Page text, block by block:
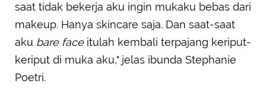
saat tidak bekerja aku ingin mukaku bebas dari
makeup. Hanya skincare saja. Dan saat-saat
aku bare faceitulah kembali terpajang keriput-
keriput di muka aku," jelas ibunda Stephanie
Poetri.